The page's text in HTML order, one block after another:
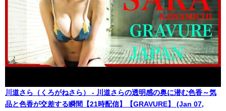
川道さら（くろがねさら） - 川道さらの透明感の奥に潜む色香～気
品と色香が交差する瞬間【21時配信】【GRAVURE】 (Jan 07,